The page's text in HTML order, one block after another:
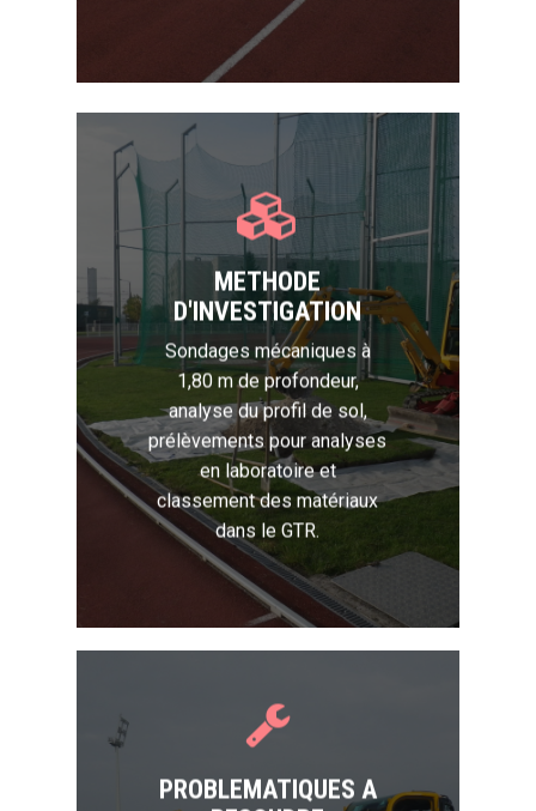
METHODE
D'INVESTIGATION
Sondages mécaniques à
1,80 m de profondeur,
analyse du profil de sol,
prélèvements pour analyses
en laboratoire et
classement des matériaux
dans le GTR.
PROBLEMATIQUES A